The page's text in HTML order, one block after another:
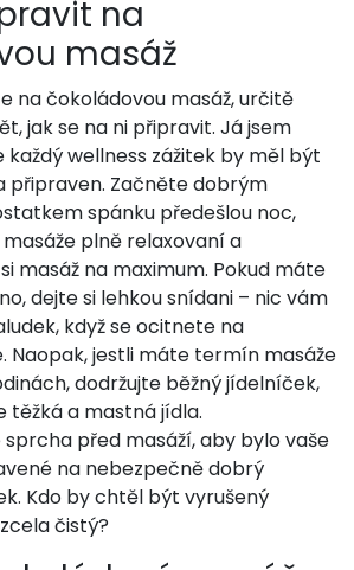
na
masáž
na čokoládovou masáž, určitě
jak se na ni připravit. Já jsem
každý wellness zážitek by měl být
připraven. Začněte dobrým
spánku předešlou noc,
plně relaxovaní a
masáž na maximum. Pokud máte
dejte si lehkou snídani – nic vám
když se ocitnete na
Naopak, jestli máte termín masáže
dodržujte běžný jídelníček,
těžká a mastná jídla.
před masáží, aby bylo vaše
na nebezpečně dobrý
Kdo by chtěl být vyrušený
čistý?